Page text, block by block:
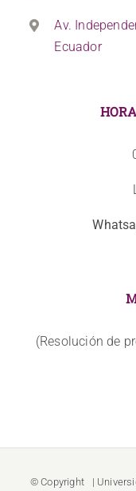
Av.
Ecuador
(Resolución de
© Copyright |